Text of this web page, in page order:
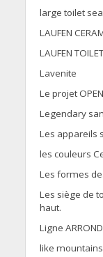
large toilet
LAUFEN
LAUFEN
Lavenite
Le projet
Legendary
Les appareils
les couleurs
Les formes
Les siège de
haut.
Ligne
like